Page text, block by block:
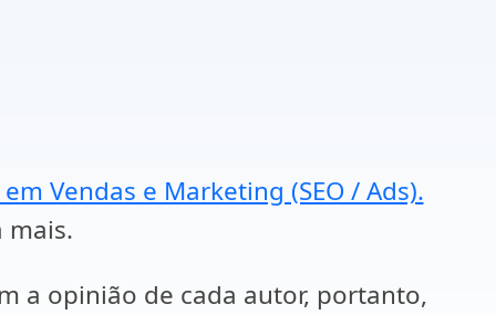
Vendas e Marketing (SEO / Ads).
mais.
a opinião de cada autor, portanto,